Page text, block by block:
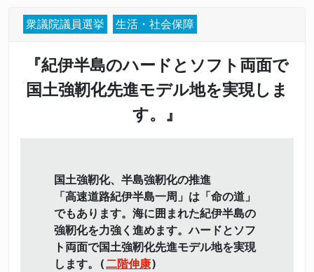
衆議院議員選挙 生活・社会保障
『紀伊半島のハードとソフト両面で
国土強靭化先進モデル地を実現しま
す。』
国土強靭化、半島強靭化の推進
「高速道路紀伊半島一周」は「命の道」
でもあります。海に囲まれた紀伊半島の
強靭化を力強く進めます。ハードとソフ
ト両面で国土強靭化先進モデル地を実現
します。(二階伸康)